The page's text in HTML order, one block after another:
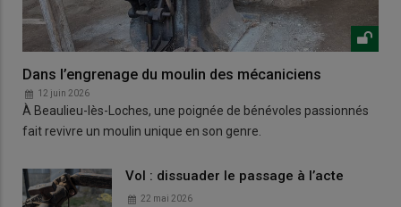
Dans l’engrenage du moulin des mécaniciens
12 juin 2026
À Beaulieu-lès-Loches, une poignée de bénévoles passionnés
fait revivre un moulin unique en son genre.
Vol : dissuader le passage à l’acte
22 mai 2026